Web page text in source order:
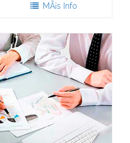
MÃ¡s Info